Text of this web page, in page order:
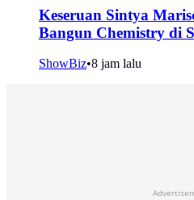
Keseruan Sintya
Bangun Chemistry di
ShowBiz•8 jam lalu